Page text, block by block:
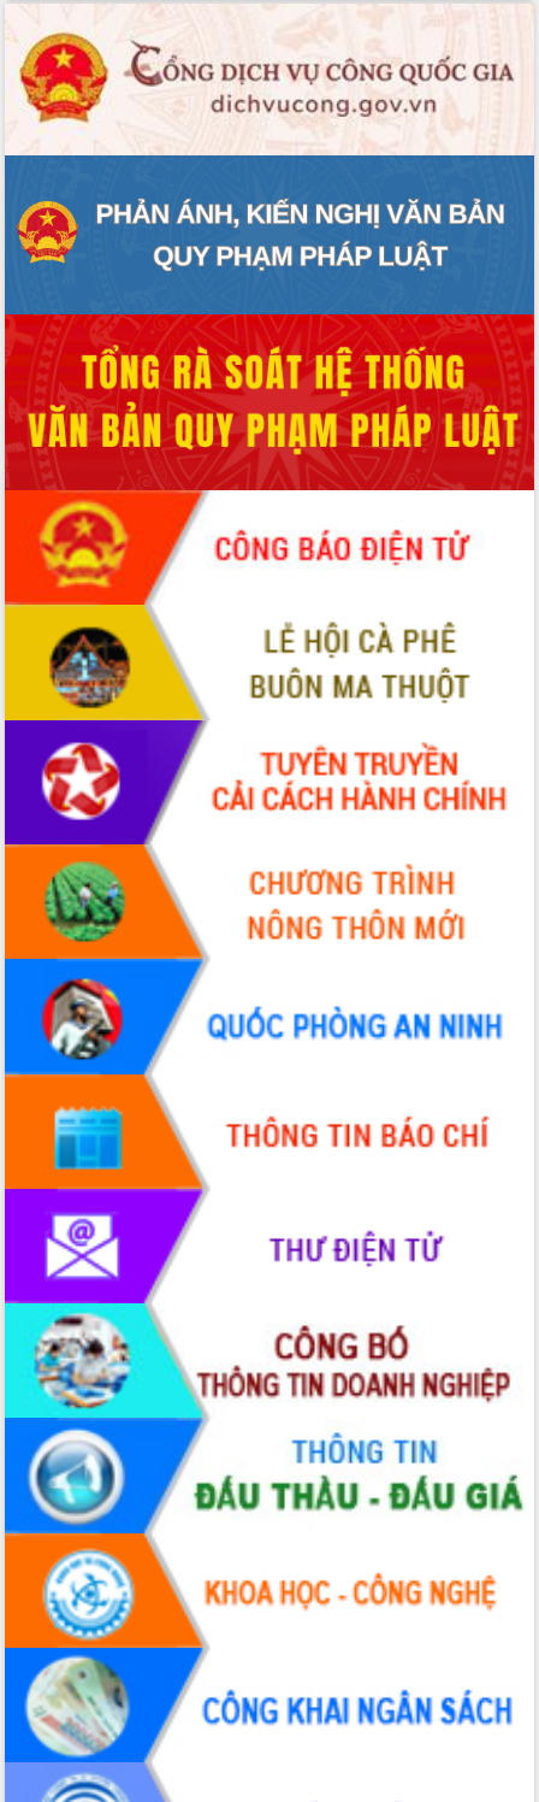
Thứ trưởng Bộ Y tế làm việc với tỉnh
Đắk Lắk về phát triển nhân lực y tế
cho trạm y tế cấp xã
Du lịch Đắk Lắk nâng tầm trải nghiệm
du khách thông qua Hệ thống cơ sở dữ
Tập huấn ứng dụng trí tuệ nhân tạo (AI)
trong thương mại điện tử năm 2026
Đoàn đại biểu Quốc hội tỉnh Đắk Lắk
trao đổi thông tin trước Kỳ họp thứ
Quyết liệt cải cách hành chính, khơi
thông nguồn lực phát triển
Nâng cao hiệu lực, hiệu quả HĐND
tỉnh thông qua hiện đại hóa hành chính
Xã Ea Phê gắn cải cách hành chính với
chuyển đổi số
Phó Chủ tịch Thường trực UBND tỉnh
Hồ Thị Nguyên Thảo làm việc tại Trung
tâm Phục vụ hành chính công xã Ea
Phê
Xây dựng nền hành chính số đồng
hành cùng nông dân dân, doanh nghiệp
Giai đoạn 2026-2030, Đắk Lắk phấn
đấu có 77% xã đạt chuẩn nông thôn
Chuyển đổi số 'mở đường' cho nông
nghiệp Đắk Lắk tăng trưởng bứt phá
Triển khai đồng bộ đo đạc, lập hồ sơ
địa chính, hoàn thiện cơ sở dữ liệu đất
Ứng dụng sinh trắc học - Bước tiến
trong hành trình chuyển đổi số tại Đắk
Đắk Lắk nâng cao hiệu quả công tác
Đảng từ Sổ tay đảng viên điện tử
Đắk Lắk đẩy mạnh nuôi biển công
nghệ, hướng tới phát triển thủy sản
bền vững
Tập huấn nâng cao năng lực triển khai
chuyển đổi số cho cán bộ, công chức
cấp xã
Đắk Lắk phát động hưởng ứng Ngày
Quyền của người tiêu dùng Việt Nam
Đẩy mạnh cải cách hành chính, quyết
tâm đạt được mục tiêu tăng trưởng
hai con số trong năm 2026
Tổ chức trang trọng Lễ hội Đền thờ
Lương Văn Chánh năm 2026
Phó Bí thư Tỉnh ủy Đắk Lắk Đỗ Hữu
Huy giữ chức Bí thư Đảng ủy Ủy Ban
Nhân dân tỉnh
Bệnh án điện tử thúc đẩy chuyển đổi
số y tế tại Đắk Lắk
Chuyển đổi số thư viện: Mở rộng
không gian tri thức trong thời đại số
Đánh giá, rút kinh nghiệm công tác tổ
chức diễn tập trước ngày bầu cử
Chương trình “Gặp gỡ hữu nghị –
Friendship Meeting New Year 2026”
Bầu cử Quốc hội và HĐND: Cử tri Đắk
Lắk gửi gắm niềm tin, kỳ vọng vào lá
phiếu
Đắk Lắk sẵn sàng các điều kiện cho
Ngày hội bầu cử đại biểu Quốc hội
khóa XVI và HĐND các cấp nhiệm kỳ